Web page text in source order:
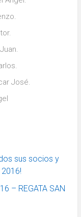
José.
sus socios y
2016!
– REGATA SAN